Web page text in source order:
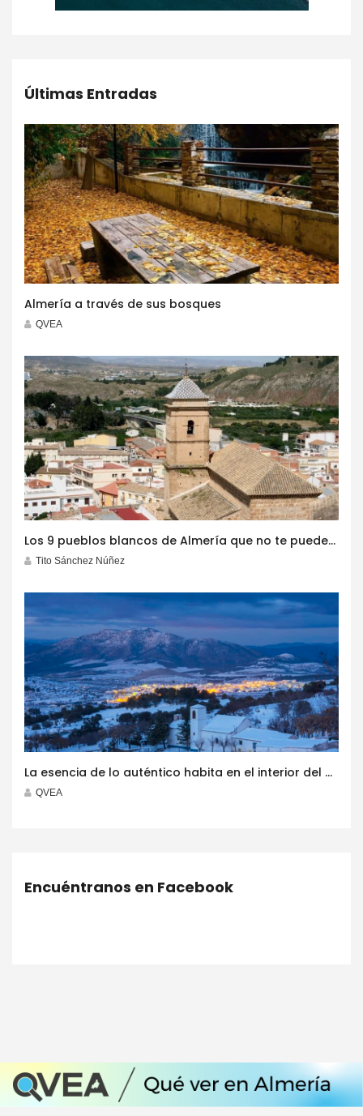
Últimas Entradas
Almería a través de sus bosques
QVEA
Los 9 pueblos blancos de Almería que no te puedes perder este invierno
Tito Sánchez Núñez
La esencia de lo auténtico habita en el interior del destino ‘Costa de Almería’
QVEA
Encuéntranos en Facebook